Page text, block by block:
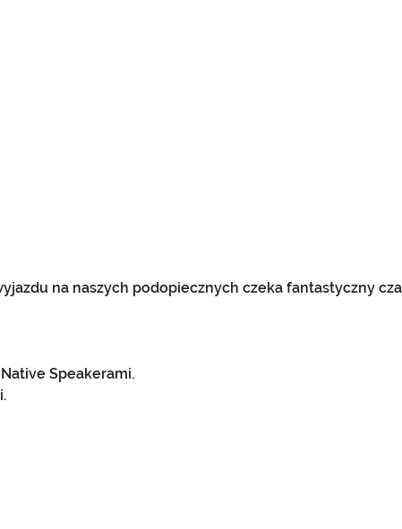
na naszych podopiecznych czeka fantastyczny
Speakerami.